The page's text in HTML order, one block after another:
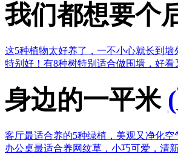
我们都想要个
这5种植物太好养了，一不小心就长到墙
特别好！ 有8种树特别适合做围墙，好看
身边的一平米
客厅最适合养的5种绿植，美观又净化空
办公桌最适合养网纹草，小巧可爱，清新